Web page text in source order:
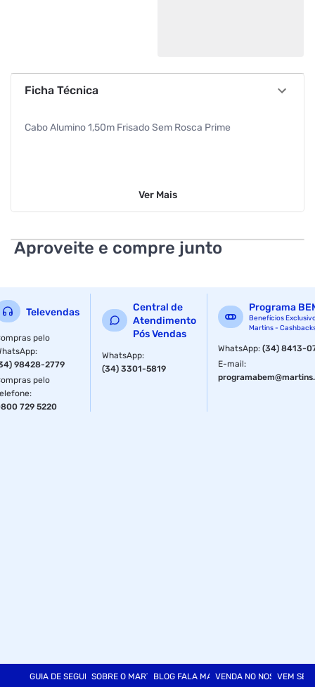
Ficha Técnica
Cabo Alumino 1,50m Frisado Sem Rosca Prime
Ver Mais
Aproveite e compre junto
Televendas
pelo
:
98428-2779
pelo
:
729 5220
Central de
Atendimento
Pós Vendas
WhatsApp:
(34) 3301-5819
Programa
Benefícios
Martins -
WhatsApp:(34) 8413-
E-mail:
GUIA DE SEGURANÇASOBRE O MARTINSBLOG FALA MARTVENDA NO NOSSO SITE
VEM SER